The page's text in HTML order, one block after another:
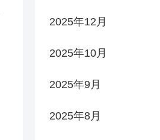
2025年12月
2025年10月
2025年9月
2025年8月